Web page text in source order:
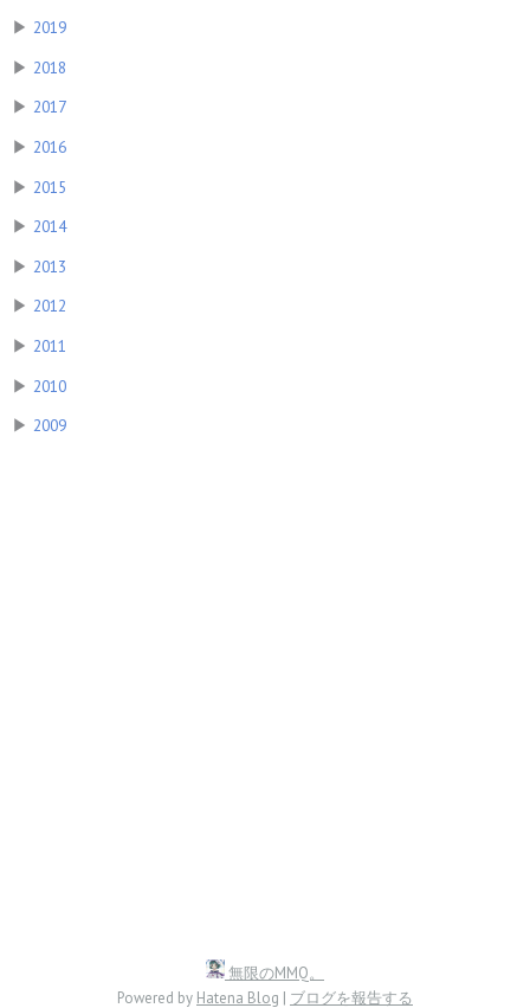
▶ 2019
▶ 2018
▶ 2017
▶ 2016
▶ 2015
▶ 2014
▶ 2013
▶ 2012
▶ 2011
▶ 2010
▶ 2009
無限のMMQ。
Powered by Hatena Blog | ブログを報告する